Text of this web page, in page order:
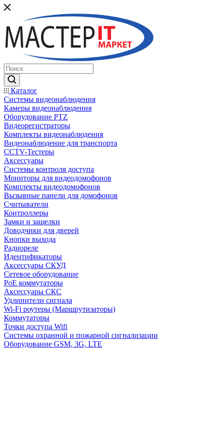
Каталог
Системы видеонаблюдения
Камеры видеонаблюдения
Оборудование PTZ
Видеорегистраторы
Комплекты видеонаблюдения
Видеонаблюдение для транспорта
CCTV-Тестеры
Аксессуары
Системы контроля доступа
Мониторы для видеодомофонов
Комплекты видеодомофонов
Вызывные панели для домофонов
Считыватели
Контроллеры
Замки и защелки
Доводчики для дверей
Кнопки выхода
Радиореле
Идентификаторы
Аксессуары СКУД
Сетевое оборудование
PoE коммутаторы
Аксессуары СКС
Удлинители сигнала
Wi-Fi роутеры (Маршрутизаторы)
Коммутаторы
Точки доступа Wifi
Системы охранной и пожарной сигнализации
Оборудование GSM, 3G, LTE